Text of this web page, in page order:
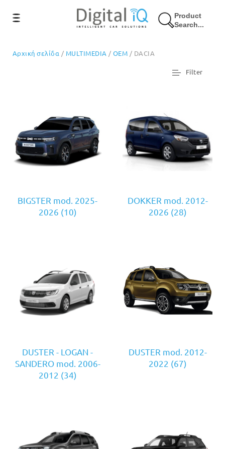
Product
Search...
Αρχική σελίδα / MULTIMEDIA / OEM / DACIA
Filter
BIGSTER mod. 2025-
2026 (10)
DOKKER mod. 2012-
2026 (28)
DUSTER - LOGAN -
SANDERO mod. 2006-
2012 (34)
DUSTER mod. 2012-
2022 (67)